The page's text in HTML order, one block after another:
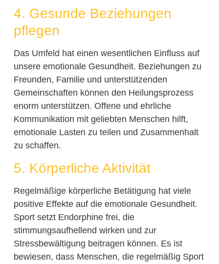
4. Gesunde Beziehungen
pflegen
Das Umfeld hat einen wesentlichen Einfluss auf
unsere emotionale Gesundheit. Beziehungen zu
Freunden, Familie und unterstützenden
Gemeinschaften können den Heilungsprozess
enorm unterstützen. Offene und ehrliche
Kommunikation mit geliebten Menschen hilft,
emotionale Lasten zu teilen und Zusammenhalt
zu schaffen.
5. Körperliche Aktivität
Regelmäßige körperliche Betätigung hat viele
positive Effekte auf die emotionale Gesundheit.
Sport setzt Endorphine frei, die
stimmungsaufhellend wirken und zur
Stressbewältigung beitragen können. Es ist
bewiesen, dass Menschen, die regelmäßig Sport